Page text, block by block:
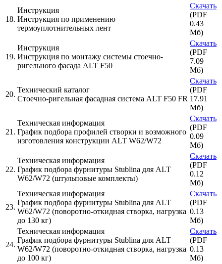
18.
Инструкция
Инструкция по применению
термоуплотнительных лент
Скачать
(PDF
0.43
Мб)
19.
Инструкция
Инструкция по монтажу системы стоечно-
ригельного фасада ALT F50
Скачать
(PDF
7.09
Мб)
20.
Технический каталог
Стоечно-ригельная фасадная система ALT F50 FR
Скачать
(PDF
17.91
Мб)
21.
Техническая информация
График подбора профилей створки и возможного
изготовления конструкции ALT W62/W72
Скачать
(PDF
0.09
Мб)
22.
Техническая информация
График подбора фурнитуры Stublina для ALT
W62/W72 (штульповые комплекты)
Скачать
(PDF
0.12
Мб)
23.
Техническая информация
График подбора фурнитуры Stublina для ALT
W62/W72 (поворотно-откидная створка, нагрузка
до 130 кг)
Скачать
(PDF
0.13
Мб)
24.
Техническая информация
График подбора фурнитуры Stublina для ALT
W62/W72 (поворотно-откидная створка, нагрузка
до 100 кг)
Скачать
(PDF
0.13
Мб)